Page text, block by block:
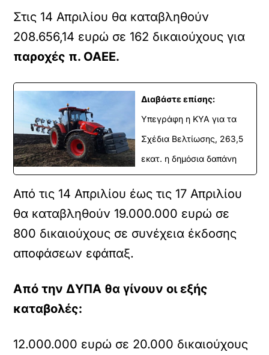
Στις 14 Απριλίου θα καταβληθούν
208.656,14 ευρώ σε 162 δικαιούχους για
παροχές π. ΟΑΕΕ.
Διαβάστε επίσης:
Υπεγράφη η ΚΥΑ για τα
Σχέδια Βελτίωσης, 263,5
εκατ. η δημόσια δαπάνη
Από τις 14 Απριλίου έως τις 17 Απριλίου
θα καταβληθούν 19.000.000 ευρώ σε
800 δικαιούχους σε συνέχεια έκδοσης
αποφάσεων εφάπαξ.
Από την ΔΥΠΑ θα γίνουν οι εξής
καταβολές:
12.000.000 ευρώ σε 20.000 δικαιούχους